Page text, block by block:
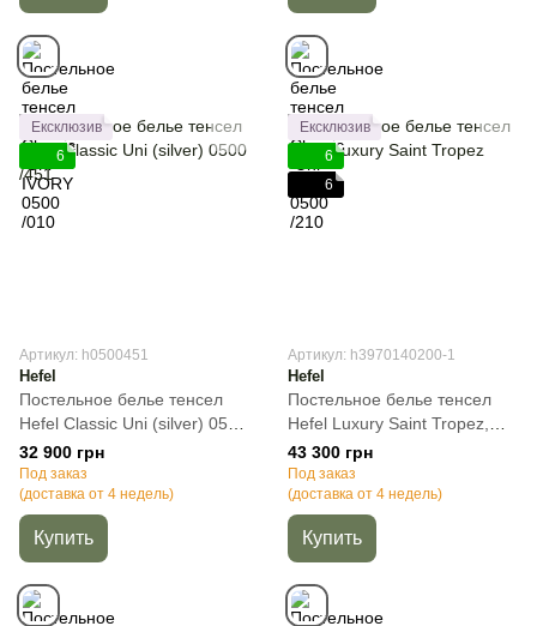
Ексклюзив
6
Артикул: h0500451
Hefel
Постельное белье тенсел
Hefel Classic Uni (silver) 0500
/451, Светло-серый,
50х70см (2шт), Полуторный,
140х220 см, 160х260 см
32 900 грн
Под заказ
(доставка от 4 недель)
Купить
Ексклюзив
6
6
Артикул: h3970140200-1
Hefel
Постельное белье тенсел
Hefel Luxury Saint Tropez,
Молочный, 50х70см (2шт),
Полуторный, 140х200 см,
100х200 см (на резинке)
43 300 грн
Под заказ
(доставка от 4 недель)
Купить